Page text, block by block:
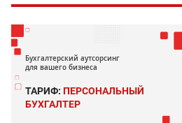
Бухгалтерский аутсорсинг
для вашего бизнеса
ТАРИФ: ПЕРСОНАЛЬНЫЙ
БУХГАЛТЕР